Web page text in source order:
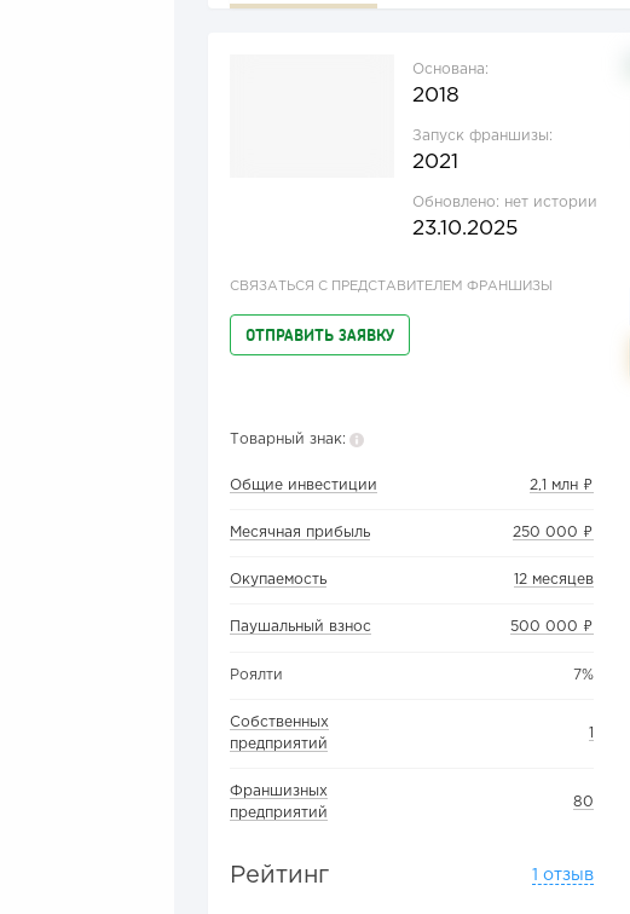
Основана:
2018
Запуск франшизы:
2021
Обновлено: нет истории
23.10.2025
СВЯЗАТЬСЯ С ПРЕДСТАВИТЕЛЕМ ФРАНШИЗЫ
ОТПРАВИТЬ ЗАЯВКУ
Товарный знак:
Общие инвестиции 2,1 млн ₽
Месячная прибыль 250 000 ₽
Окупаемость 12 месяцев
Паушальный взнос 500 000 ₽
Роялти 7%
Собственных
предприятий
1
Франшизных
предприятий
80
Рейтинг 1 отзыв